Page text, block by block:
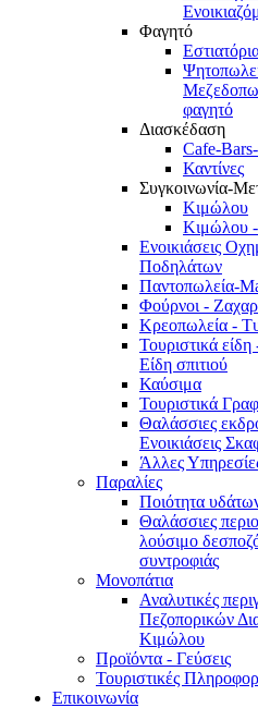
Φαγητό
φαγητό
Διασκέδαση
Cafe-
Καντίνες
Συγκοινωνία-
Κιμώλου
Κιμώλου -
Ενοικιάσεις
Ποδηλάτων
Παντοπωλεία-
Φούρνοι -
Κρεοπωλεία -
Τουριστικά
Είδη σπιτιού
Καύσιμα
Τουριστικά
Θαλάσσιες
Ενοικιάσεις
Άλλες
Παραλίες
Ποιότητα
Θαλάσσιες
λούσιμο
συντροφιάς
Μονοπάτια
Αναλυτικές
Πεζοπορικών
Κιμώλου
Προϊόντα - Γεύσεις
Τουριστικές
Επικοινωνία